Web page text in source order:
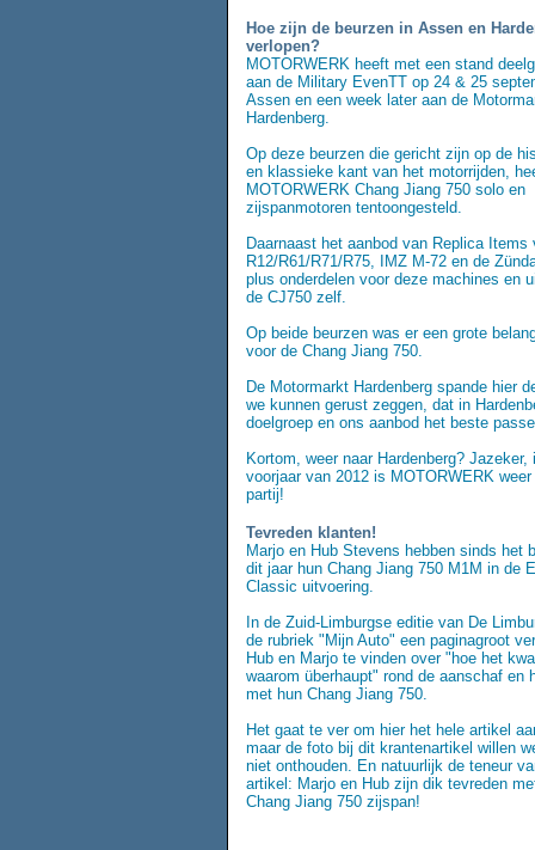
Hoe zijn de beurzen in Assen en
verlopen?
MOTORWERK heeft met een stand
aan de Military EvenTT op 24 & 25
Assen en een week later aan de
Hardenberg.
Op deze beurzen die gericht zijn op de
en klassieke kant van het motorrijden,
MOTORWERK Chang Jiang 750 solo en
zijspanmotoren tentoongesteld.
Daarnaast het aanbod van Replica Items
R12/R61/R71/R75, IMZ M-72 en de
plus onderdelen voor deze machines en
de CJ750 zelf.
Op beide beurzen was er een grote
voor de Chang Jiang 750.
De Motormarkt Hardenberg spande hier
we kunnen gerust zeggen, dat in
doelgroep en ons aanbod het beste
Kortom, weer naar Hardenberg? Jazeker,
voorjaar van 2012 is MOTORWERK
partij!
Tevreden klanten!
Marjo en Hub Stevens hebben sinds het
dit jaar hun Chang Jiang 750 M1M in de
Classic uitvoering.
In de Zuid-Limburgse editie van De
de rubriek "Mijn Auto" een paginagroot
Hub en Marjo te vinden over "hoe het
waarom überhaupt" rond de aanschaf en
met hun Chang Jiang 750.
Het gaat te ver om hier het hele artikel
maar de foto bij dit krantenartikel willen
niet onthouden. En natuurlijk de teneur
artikel: Marjo en Hub zijn dik tevreden
Chang Jiang 750 zijspan!